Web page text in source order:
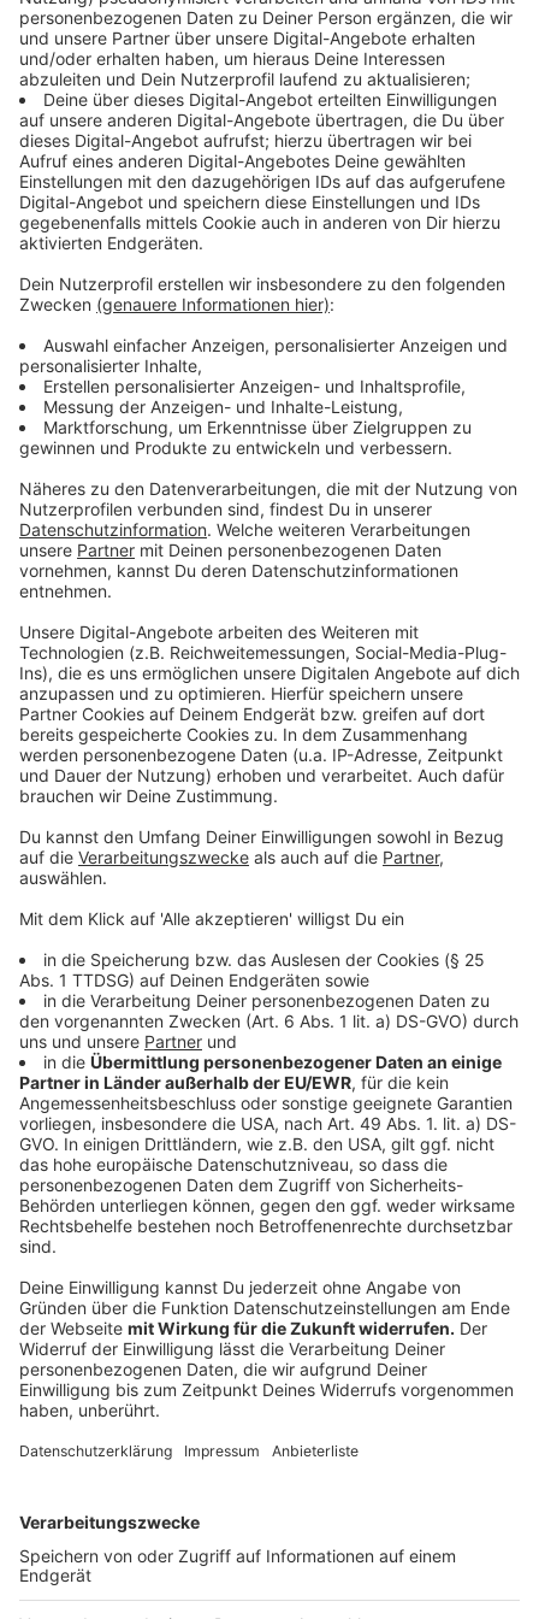
Daten gehen dann an die Bundesagentur für Arbeit.
Dort werden sie dann ausgewertet, um die
Geflüchteten gezielt zu beraten und ihnen den Einstieg
in den Arbeitsmarkt zu erleichtern. Die Ergebnisse
sollen bis Anfang kommenden Jahres ausgewertet
werden.
Bei einem Einsatz in Heiligenhaus sind mehrere
Polizisten verletzt worden. Die Beamten hatten
gestern Abend einen 41-Jährigen bei einer
Verkehrskontrolle gestoppt. Wegen Anzeigen für
Drogenkonsum sollte der Mann mit zur Wache. Er
flüchtete, konnte wenig später eingeholt werden,
leistete dann aber heftigen Widerstand und schlug um
sich. Auch mehrere seiner Familienmitglieder haben
laut Polizei bei der Festnahme mitgemischt.
Insgesamt wurden vier Polizisten verletzt. Der Mann
wurde schließlich zur Wache gebracht, und sein
Drogentest fiel positiv aus.
BGH bestätigt Höchststrafe nach Angriff auf
Rettungskräfte
Wir bleiben beim Thema Gewalt gegen Beamte: Die
Höchststrafe für den Anschlag auf Einsatzkräfte in
einem Hochhaus in Ratingen-West letztes Jahr im Mai
ist rechtskräftig. Der Bundesgerichtshof hat die
Revision der Verteidigung verworfen und die
bestätigt. Letztes Jahr im Mai hatte der 57-jährige in
einem Hochhaus in Ratingen-West Einsatzkräfte von
Feuerwehr, Polizei und Rotem Kreuz angegriffen und
zum Teil lebensgefährlich verletzt. Der Mann wurde
wegen versuchten Mordes zu lebenslanger Haft
verurteilt.
41 Millionen Euro für neues Ortszentrum Neviges
Fördermittel in Höhe von voraussichtlich insgesamt 41
Millionen Euro. Das hat die Stadt Velbert mitgeteilt.
Das Geld ist für das Stadterneuerungsgebiet
„Ortszentrum Neviges“ gedacht. Zunächst gibt es rund
8,1 Millionen Euro. Diese Summe ist für den zweiten
Hardenberg vorgesehen - und für Maßnahmen zur
Umgestaltung der Altstadtstraßen.
Anzeige